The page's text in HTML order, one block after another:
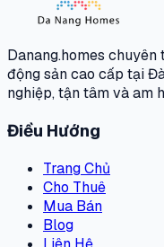
Danang.homes
động sản cao cấp tại
nghiệp, tận tâm và am
Điều Hướng
Trang Chủ
Cho Thuê
Mua Bán
Blog